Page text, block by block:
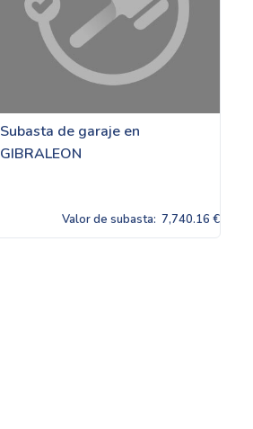
Subasta de garaje en
GIBRALEON
Valor de subasta: 7,740.16 €